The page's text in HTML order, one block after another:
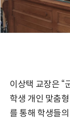
이상택 교장은 “
학생 개인 맟춤
를 통해 학생들